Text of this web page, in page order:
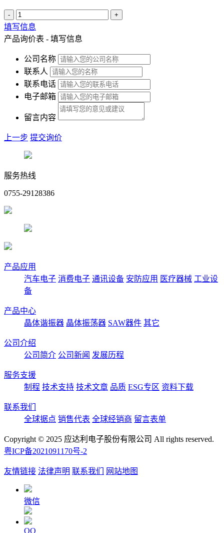
- +
填写信息
产品询价表 - 填写信息
公司名称
联系人
联系电话
电子邮箱
留言内容
上一步 提交询价
服务热线
0755-29128386
产品应用
汽车电子 消费电子 通讯设备 安防应用 医疗器械 工业设
备
产品中心
晶体谐振器 晶体振荡器 SAW器件 其它
公司介绍
公司简介 公司新闻 发展历程
服务支援
制程 技术支持 技术文章 品质 ESG专区 资料下载
联系我们
全球据点 销售代表 全球经销商 留言表单
Copyright © 2025 应达利电子股份有限公司 All rights reserved.
粤ICP备2021091170号-2
友情链接 法律声明 联系我们 网站地图
微信
QQ